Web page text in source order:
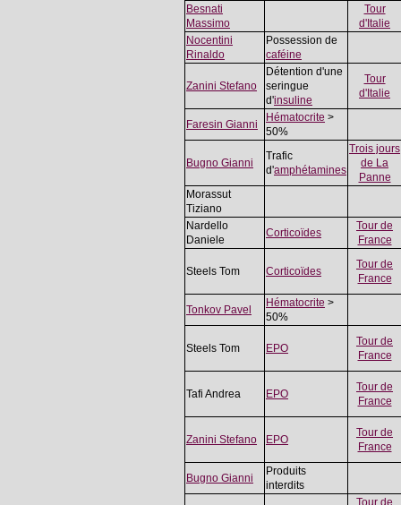
Besnati
Massimo
Tour
d'Italie
Nocentini
Rinaldo
Possession de
caféine
Zanini Stefano
Détention d'une
seringue
d'insuline
Tour
d'Italie
Faresin Gianni
Hématocrite >
50%
Bugno Gianni
Trafic
d'amphétamines
Trois jours
de La
Panne
Morassut
Tiziano
Nardello
Daniele
Corticoïdes
Tour de
France
Steels Tom Corticoïdes
Tour de
France
Tonkov Pavel
Hématocrite >
50%
Steels Tom EPO
Tour de
France
Tafi Andrea EPO
Tour de
France
Zanini Stefano EPO
Tour de
France
Bugno Gianni
Produits
interdits
Tour de